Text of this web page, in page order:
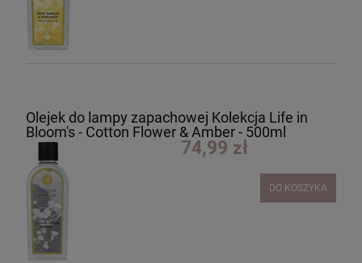
Olejek do lampy zapachowej Kolekcja Life in
Bloom's - Cotton Flower & Amber - 500ml
74,99 zł
DO KOSZYKA